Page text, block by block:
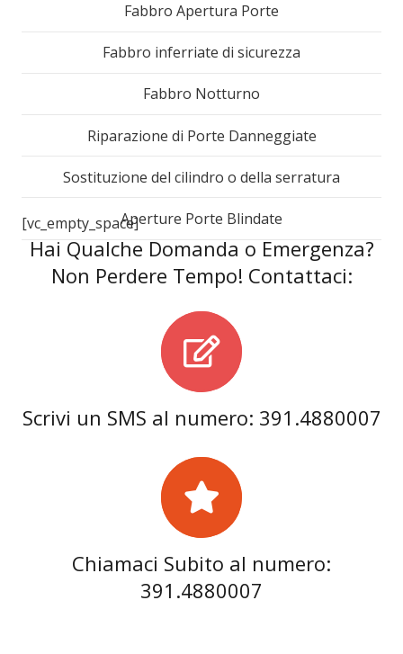
Fabbro Apertura Porte
Fabbro inferriate di sicurezza
Fabbro Notturno
Riparazione di Porte Danneggiate
Sostituzione del cilindro o della serratura
Aperture Porte Blindate
[vc_empty_space]
Hai Qualche Domanda o Emergenza?
Non Perdere Tempo! Contattaci:
Scrivi un SMS al numero: 391.4880007
Chiamaci Subito al numero:
391.4880007